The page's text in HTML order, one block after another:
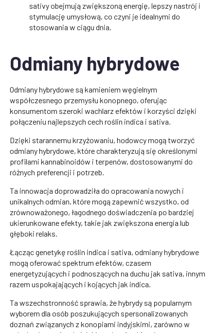
sativy obejmują zwiększoną energię, lepszy nastrój i
stymulację umysłową, co czyni je idealnymi do
stosowania w ciągu dnia.
Odmiany hybrydowe
Odmiany hybrydowe są kamieniem węgielnym
współczesnego przemysłu konopnego, oferując
konsumentom szeroki wachlarz efektów i korzyści dzięki
połączeniu najlepszych cech roślin indica i sativa.
Dzięki starannemu krzyżowaniu, hodowcy mogą tworzyć
odmiany hybrydowe, które charakteryzują się określonymi
profilami kannabinoidów i terpenów, dostosowanymi do
różnych preferencji i potrzeb.
Ta innowacja doprowadziła do opracowania nowych i
unikalnych odmian, które mogą zapewnić wszystko, od
zrównoważonego, łagodnego doświadczenia po bardziej
ukierunkowane efekty, takie jak zwiększona energia lub
głęboki relaks.
Łącząc genetykę roślin indica i sativa, odmiany hybrydowe
mogą oferować spektrum efektów, czasem
energetyzujących i podnoszących na duchu jak sativa, innym
razem uspokajających i kojących jak indica.
Ta wszechstronność sprawia, że hybrydy są popularnym
wyborem dla osób poszukujących spersonalizowanych
doznań związanych z konopiami indyjskimi, zarówno w